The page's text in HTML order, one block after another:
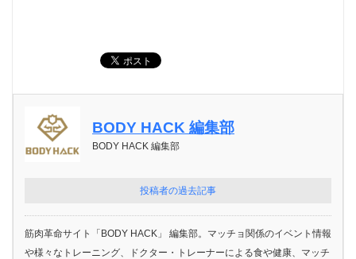
BODY HACK 編集部
BODY HACK 編集部
投稿者の過去記事
筋肉革命サイト「BODY HACK」 編集部。マッチョ関係のイベント情報
や様々なトレーニング、ドクター・トレーナーによる食や健康、マッチ